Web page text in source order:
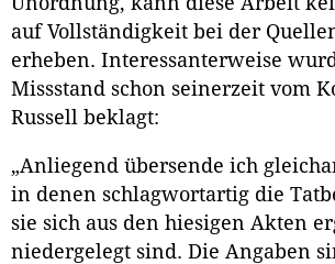
auf Vollständigkeit bei der
erheben. Interessanterweise
Missstand schon seinerzeit vom
Russell beklagt:
„Anliegend übersende ich
in denen schlagwortartig die
sie sich aus den hiesigen Akten
niedergelegt sind. Die Angaben